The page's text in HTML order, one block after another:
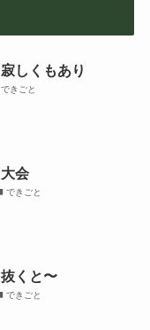
しくもあり
できごと
会
できごと
くと〜
できごと